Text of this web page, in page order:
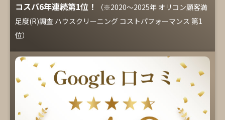
コスパ6年連続第1位！
（※2020～2025年 オリコン顧客満
足度(R)調査 ハウスクリーニング コストパフォーマンス 第1
位）